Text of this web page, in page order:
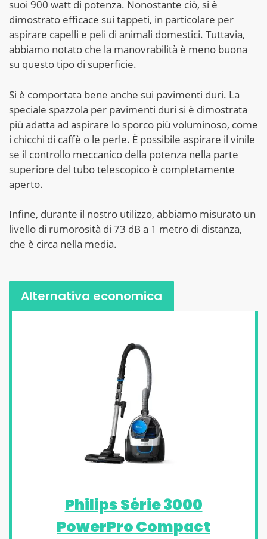
suoi 900 watt di potenza. Nonostante ciò, si è
dimostrato efficace sui tappeti, in particolare per
aspirare capelli e peli di animali domestici. Tuttavia,
abbiamo notato che la manovrabilità è meno buona
su questo tipo di superficie.
Si è comportata bene anche sui pavimenti duri. La
speciale spazzola per pavimenti duri si è dimostrata
più adatta ad aspirare lo sporco più voluminoso, come
i chicchi di caffè o le perle. È possibile aspirare il vinile
se il controllo meccanico della potenza nella parte
superiore del tubo telescopico è completamente
aperto.
Infine, durante il nostro utilizzo, abbiamo misurato un
livello di rumorosità di 73 dB a 1 metro di distanza,
che è circa nella media.
Alternativa economica
Philips Série 3000
PowerPro Compact